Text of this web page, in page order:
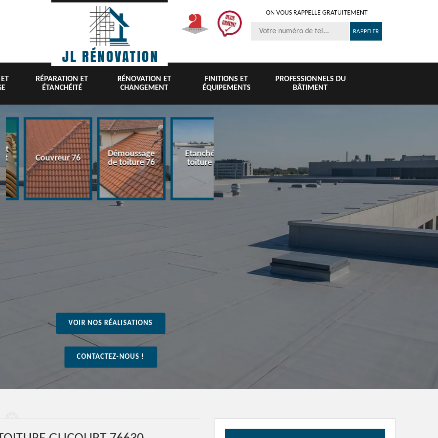
ON VOUS RAPPELLE GRATUITEMENT
RÉPARATION ET
ÉTANCHÉITÉ
RÉNOVATION ET
CHANGEMENT
FINITIONS ET
ÉQUIPEMENTS
PROFESSIONNELS DU
BÂTIMENT
Couvreur 76
Démoussage
de toiture 76
Etanchéité
toiture 76
Nettoyage et
pose de
gouttière 76
tuile et
76
VOIR NOS RÉALISATIONS
CONTACTEZ-NOUS !